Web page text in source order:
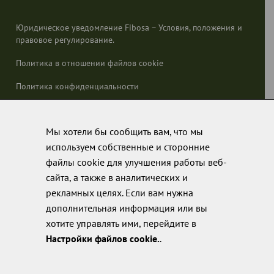
Юридическое уведомление Fibosa – Условия, положения и
правовое регулирование.
Политика в отношении файлов cookie
Политика конфиденциальности
Мы хотели бы сообщить вам, что мы
используем собственные и сторонние
файлы cookie для улучшения работы веб-
сайта, а также в аналитических и
рекламных целях. Если вам нужна
дополнительная информация или вы
хотите управлять ими, перейдите в
Настройки файлов cookie..